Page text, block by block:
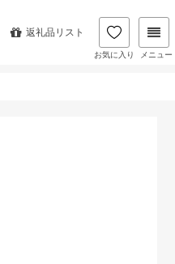
返礼品リスト
お気に入り メニュー